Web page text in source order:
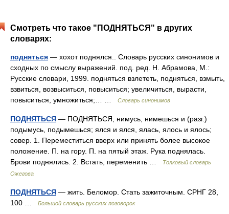
Смотреть что такое "ПОДНЯТЬСЯ" в других
словарях:
подняться — хохот поднялся.. Словарь русских синонимов и
сходных по смыслу выражений. под. ред. Н. Абрамова, М.:
Русские словари, 1999. подняться взлететь, подняться, взмыть,
взвиться, возвыситься, повыситься; увеличиться, вырасти,
повыситься, умножиться;… …
Словарь синонимов
ПОДНЯТЬСЯ — ПОДНЯТЬСЯ, нимусь, нимешься и (разг.)
подымусь, подымешься; ялся и ялся, ялась, ялось и ялось;
совер. 1. Переместиться вверх или принять более высокое
положение. П. на гору. П. на пятый этаж. Рука поднялась.
Брови поднялись. 2. Встать, переменить …
Толковый словарь
Ожегова
ПОДНЯТЬСЯ — жить. Беломор. Стать зажиточным. СРНГ 28,
100 …
Большой словарь русских поговорок